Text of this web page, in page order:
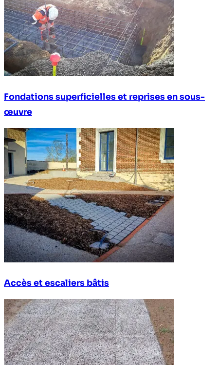
Fondations superficielles et reprises en sous-
œuvre
Accès et escaliers bâtis